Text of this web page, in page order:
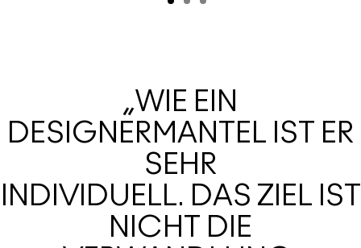
„WIE EIN
DESIGNERMANTEL IST ER
SEHR
INDIVIDUELL. DAS ZIEL IST
NICHT DIE